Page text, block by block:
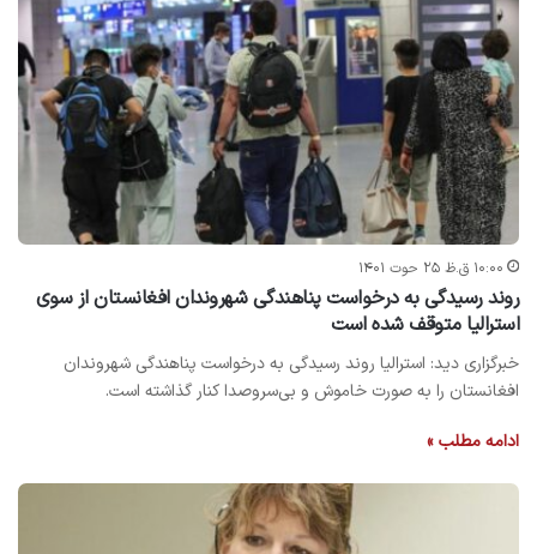
۱۰:۰۰ ق.ظ ۲۵ حوت ۱۴۰۱
روند رسیدگی به درخواست پناهندگی شهروندان افغانستان از سوی
استرالیا متوقف شده است
خبرگزاری دید: استرالیا روند رسیدگی به درخواست پناهندگی شهروندان
افغانستان را به صورت خاموش و بی‌سروصدا کنار گذاشته است.
ادامه مطلب »